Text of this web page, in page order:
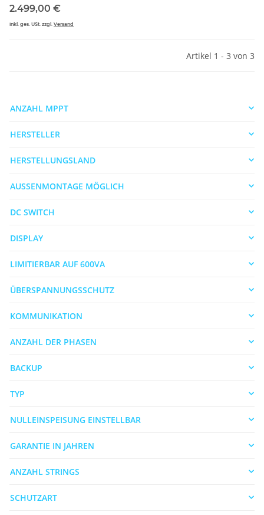
2.499,00 €
inkl. ges. USt. zzgl. Versand
Artikel 1 - 3 von 3
ANZAHL MPPT
HERSTELLER
HERSTELLUNGSLAND
AUSSENMONTAGE MÖGLICH
DC SWITCH
DISPLAY
LIMITIERBAR AUF 600VA
ÜBERSPANNUNGSSCHUTZ
KOMMUNIKATION
ANZAHL DER PHASEN
BACKUP
TYP
NULLEINSPEISUNG EINSTELLBAR
GARANTIE IN JAHREN
ANZAHL STRINGS
SCHUTZART